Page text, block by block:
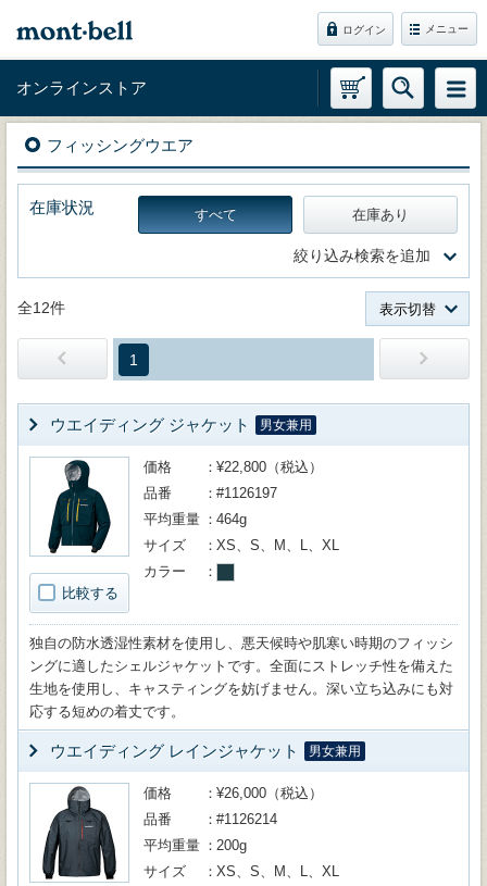
ログイン メニュー
オンラインストア
フィッシングウエア
在庫状況 すべて 在庫あり
絞り込み検索を追加
全12件 表示切替
1
ウエイディング ジャケット 男女兼用
比較する
価格
¥22,800（税込）
品番
#1126197
平均重量
464g
サイズ
XS、S、M、L、XL
カラー
独自の防水透湿性素材を使用し、悪天候時や肌寒い時期のフィッシ
ングに適したシェルジャケットです。全面にストレッチ性を備えた
生地を使用し、キャスティングを妨げません。深い立ち込みにも対
応する短めの着丈です。
ウエイディング レインジャケット 男女兼用
価格
¥26,000（税込）
品番
#1126214
平均重量
200g
サイズ
XS、S、M、L、XL